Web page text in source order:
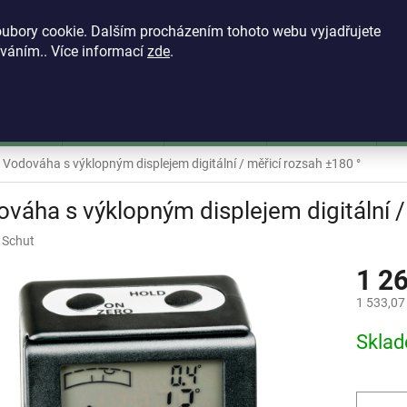
cookie. Dalším procházením tohoto webu vyjadřujete
Více informací zde.
Vodováha s výklopným displejem digitální / měřicí rozsah ±180 °
s výklopným displejem digitální
Schut
1
1
cena: